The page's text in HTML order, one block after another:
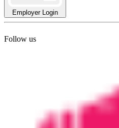
Employer Login
Follow us